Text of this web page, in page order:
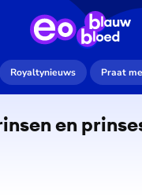
Royaltynieuws Praat
en